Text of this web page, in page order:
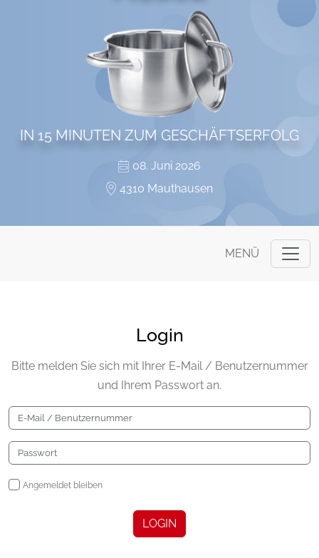
IN 15 MINUTEN ZUM GESCHÄFTSERFOLG
08. Juni 2026
4310 Mauthausen
MENÜ
Login
Bitte melden Sie sich mit Ihrer E-Mail / Benutzernummer
und Ihrem Passwort an.
Angemeldet bleiben
LOGIN